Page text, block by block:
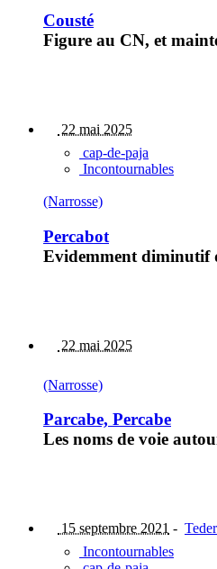
Cousté
Figure au CN, et
22 mai 2025
cap-de-paja
Incontournables
(Narrosse)
Percabot
Evidemment diminutif
22 mai 2025
(Narrosse)
Parcabe, Percabe
Les noms de voie
15 septembre 2021 -
Incontournables